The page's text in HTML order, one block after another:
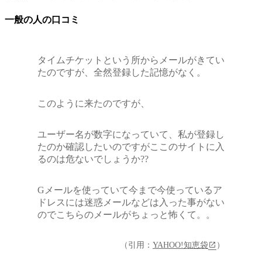
一般の人の口コミ
タイムチケットという所からメールがきてい
たのですが、全然登録した記憶がなく。
このように来たのですが、
ユーザー名が数字になっていて、私が登録し
たのか確認したいのですがここのサイトに入
るのは危ないでしょうか??
Gメールを使っていて今まで今使っているア
ドレスには迷惑メールなどは入った事がない
のでこちらのメールがちょっと怖くて。。
（引用： YAHOO!知恵袋 ）